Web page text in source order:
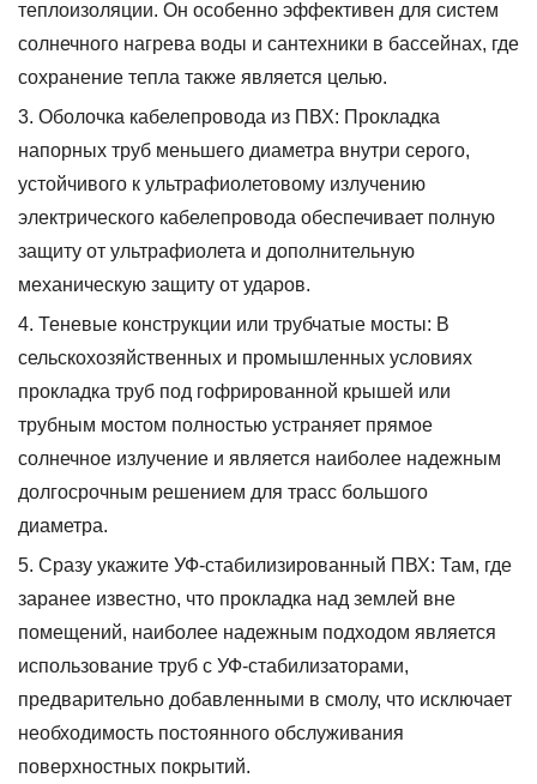
теплоизоляции. Он особенно эффективен для систем
солнечного нагрева воды и сантехники в бассейнах, где
сохранение тепла также является целью.
Оболочка кабелепровода из ПВХ: Прокладка
напорных труб меньшего диаметра внутри серого,
устойчивого к ультрафиолетовому излучению
электрического кабелепровода обеспечивает полную
защиту от ультрафиолета и дополнительную
механическую защиту от ударов.
Теневые конструкции или трубчатые мосты: В
сельскохозяйственных и промышленных условиях
прокладка труб под гофрированной крышей или
трубным мостом полностью устраняет прямое
солнечное излучение и является наиболее надежным
долгосрочным решением для трасс большого
диаметра.
Сразу укажите УФ-стабилизированный ПВХ: Там, где
заранее известно, что прокладка над землей вне
помещений, наиболее надежным подходом является
использование труб с УФ-стабилизаторами,
предварительно добавленными в смолу, что исключает
необходимость постоянного обслуживания
поверхностных покрытий.